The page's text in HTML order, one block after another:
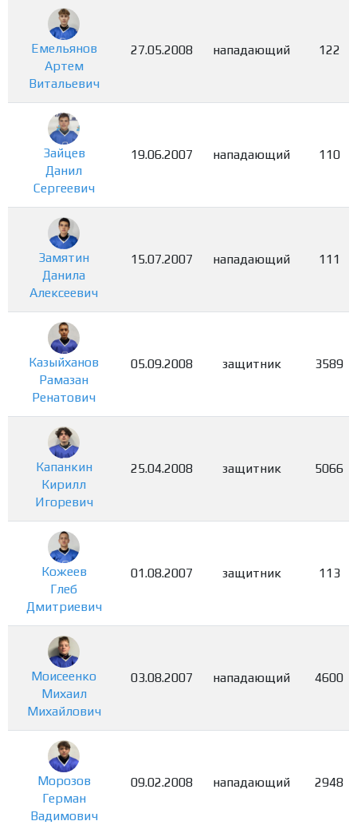
Емельянов
Артем
Витальевич
27.05.2008 нападающий 122
Зайцев
Данил
Сергеевич
19.06.2007 нападающий 110
Замятин
Данила
Алексеевич
15.07.2007 нападающий 111
Казыйханов
Рамазан
Ренатович
05.09.2008 защитник 3589
Капанкин
Кирилл
Игоревич
25.04.2008 защитник 5066
Кожеев
Глеб
Дмитриевич
01.08.2007 защитник 113
Моисеенко
Михаил
Михайлович
03.08.2007 нападающий 4600
Морозов
Герман
Вадимович
09.02.2008 нападающий 2948